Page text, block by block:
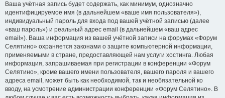
Ваша учётная запись будет содержать, как минимум, однозначно
идентифицируемое имя (в дальнейшем «ваше имя пользователя»),
индивидуальный пароль для входа под вашей учётной записью (далее
«ваш пароль») и реальный адрес email (в дальнейшем «ваш адрес
email»). Ваша информация из вашей учётной записи на форумах «Форум
Селятино» охраняется законами о защите компьютерной информации,
применяемыми в стране, предоставляющей нам услуги хостинга. Любая
информация, запрашиваемая при регистрации в конференции «Форум
Селятино», кроме вашего имени пользователя, вашего пароля и вашего
адреса email, может быть как необходимой, так и необязательной ко
вводу, на усмотрение администрации конференции «Форум Селятино». В